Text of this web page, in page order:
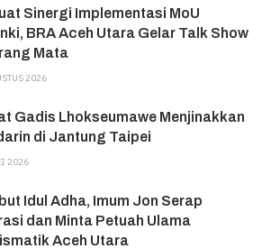
Sinergi Implementasi MoU
BRA Aceh Utara Gelar Talk Show
Mata
2026
Gadis Lhokseumawe Menjinakkan
di Jantung Taipei
2026
Idul Adha, Imum Jon Serap
dan Minta Petuah Ulama
Aceh Utara